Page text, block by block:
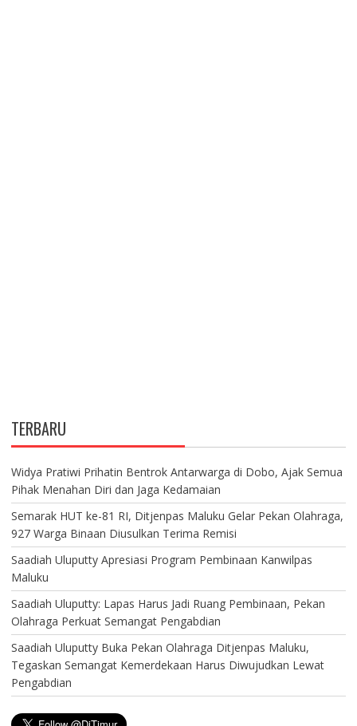
TERBARU
Widya Pratiwi Prihatin Bentrok Antarwarga di Dobo, Ajak Semua
Pihak Menahan Diri dan Jaga Kedamaian
Semarak HUT ke-81 RI, Ditjenpas Maluku Gelar Pekan Olahraga,
927 Warga Binaan Diusulkan Terima Remisi
Saadiah Uluputty Apresiasi Program Pembinaan Kanwilpas
Maluku
Saadiah Uluputty: Lapas Harus Jadi Ruang Pembinaan, Pekan
Olahraga Perkuat Semangat Pengabdian
Saadiah Uluputty Buka Pekan Olahraga Ditjenpas Maluku,
Tegaskan Semangat Kemerdekaan Harus Diwujudkan Lewat
Pengabdian